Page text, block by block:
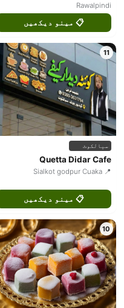
Rawalpindi
📋 مینو دیکھیں
11
سیالکوٹ
Quetta Didar Cafe
📍 Sialkot godpur Cuaka
📋 مینو دیکھیں
10